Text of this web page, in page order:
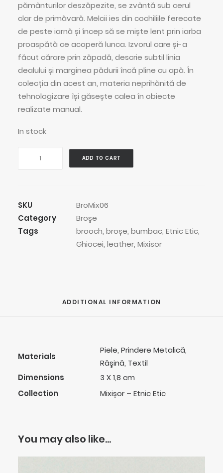
pământurilor deszăpezite, se zvântă sub cerul
clar de primăvară. Melcii ies din cochiliile ferecate
de peste iarnă și încep să se miște lent prin iarba
proaspătă ce acoperă lunca. Izvorul care și-a
făcut cărare prin zăpadă, descrie subtil linia
dealului și marginea pădurii încă pline cu apă. În
colecția din acest an, materia neprihănită de
tehnologizare își găsește calea în obiecte
realizate manual.
In stock
ADD TO CART
SKU
BroMix06
Category
Broşe
Tags
brooch, broșe, bumbac, Etnic Etic,
Ghiocei, leather, Mixisor
ADDITIONAL INFORMATION
Materials
Piele, Prindere Metalică,
Răşină, Textil
Dimensions
3 X 1,8 cm
Collection
Mixișor – Etnic Etic
You may also like…